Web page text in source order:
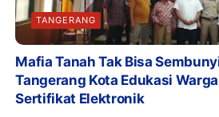
TANGERANG
Mafia Tanah Tak Bisa
Tangerang Kota Edukasi
Sertifikat Elektronik